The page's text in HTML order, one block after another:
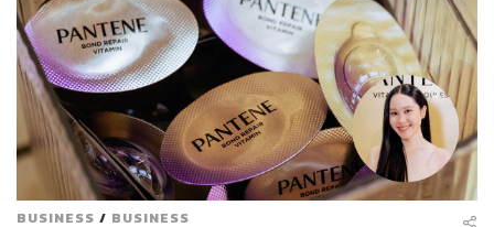
Gen Zเติบโตมากับเทคโนโลยี สร้างสรรค์เทรนด์ใหม่ๆ บน
โลกออนไลน์ แต่ในขณะเดียวกันก็ตระหนักถึงผลกระทบของ
โซเชียลมีเดียและมองหาสมดุลระหว่างโลกออนไลน์และออฟ
ไลน์
พวกเขาพร้อมจ่ายเพื่อประสบการณ์ใหม่ๆ เช่น เวิร์กช็อป
กิจกรรมในชุมชน หรือคอนเสิร์ต ที่สร้างปฏิสัมพันธ์กับผู้ชม
นักการตลาดเข้าถึง Gen Zเลือกใช้อินฟลูเอ็นเซอร์ที่ตรงกลุ่ม
BUSINESS / BUSINESS